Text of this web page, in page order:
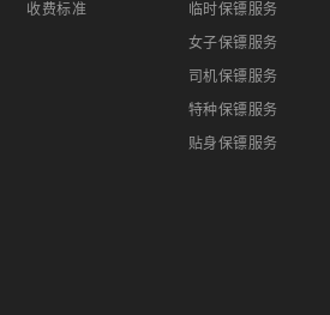
收费标准
临时保镖服务
女子保镖服务
司机保镖服务
特种保镖服务
贴身保镖服务